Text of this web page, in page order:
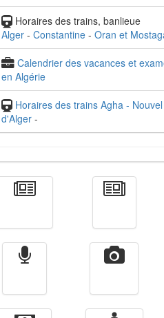
Horaires des trains, banlieue
Alger - Constantine - Oran et
Calendrier des vacances et
en Algérie
Horaires des trains Agha -
d'Alger -